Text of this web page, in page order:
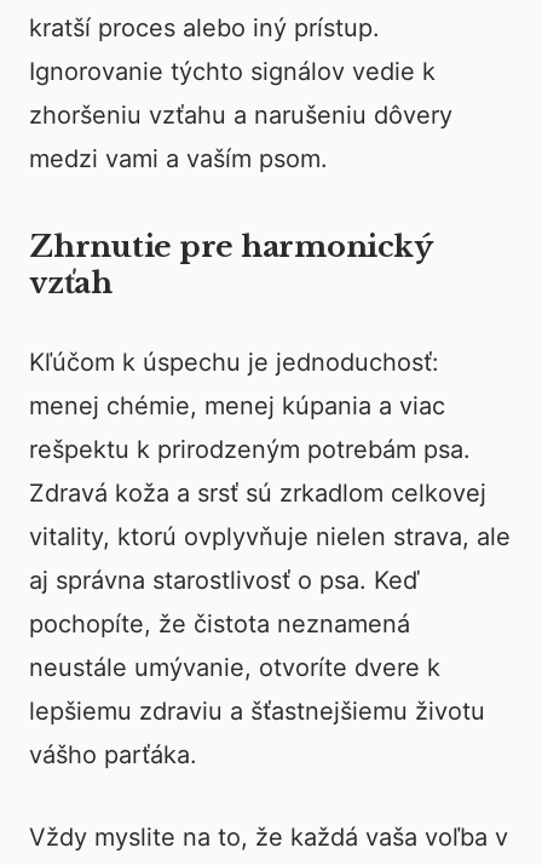
kratší proces alebo iný prístup.
Ignorovanie týchto signálov vedie k
zhoršeniu vzťahu a narušeniu dôvery
medzi vami a vaším psom.
Zhrnutie pre harmonický
vzťah
Kľúčom k úspechu je jednoduchosť:
menej chémie, menej kúpania a viac
rešpektu k prirodzeným potrebám psa.
Zdravá koža a srsť sú zrkadlom celkovej
vitality, ktorú ovplyvňuje nielen strava, ale
aj správna starostlivosť o psa. Keď
pochopíte, že čistota neznamená
neustále umývanie, otvoríte dvere k
lepšiemu zdraviu a šťastnejšiemu životu
vášho parťáka.
Vždy myslite na to, že každá vaša voľba v